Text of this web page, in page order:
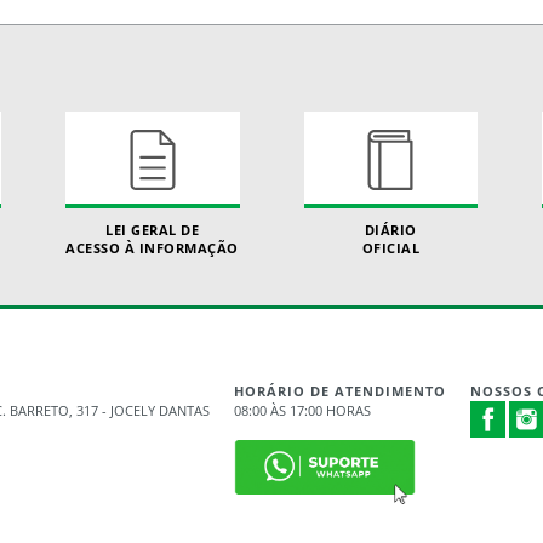
LEI GERAL DE
ACESSO À INFORMAÇÃO
DIÁRIO
OFICIAL
317 - JOCELY DANTAS
HORÁRIO DE ATENDIMENTO
08:00 ÀS 17:00 HORAS
NOSSOS